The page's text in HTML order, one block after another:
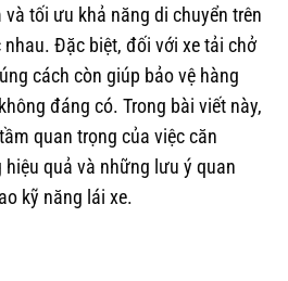
tối ưu khả năng di chuyển trên
Đặc biệt, đối với xe tải chở
cách còn giúp bảo vệ hàng
đáng có. Trong bài viết này,
quan trọng của việc căn
quả và những lưu ý quan
kỹ năng lái xe.